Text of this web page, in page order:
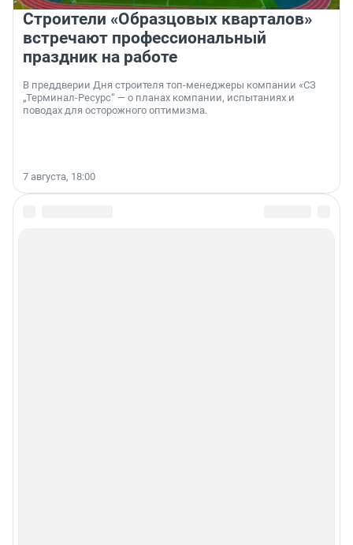
Строители «Образцовых кварталов»
встречают профессиональный
праздник на работе
В преддверии Дня строителя топ-менеджеры компании «СЗ
„Терминал-Ресурс“ — о планах компании, испытаниях и
поводах для осторожного оптимизма.
7 августа, 18:00